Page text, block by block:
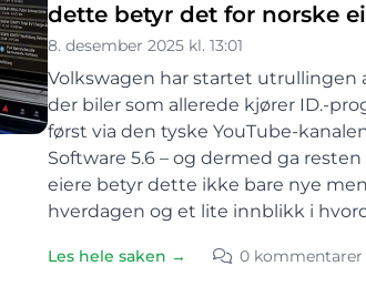
dette betyr det for norske
8. desember 2025 kl. 13:01
Volkswagen har startet utrullingen
der biler som allerede kjører ID.-
først via den tyske YouTube-
Software 5.6 – og dermed ga
eiere betyr dette ikke bare nye
hverdagen og et lite innblikk i
Les hele saken → 0 kommentarer